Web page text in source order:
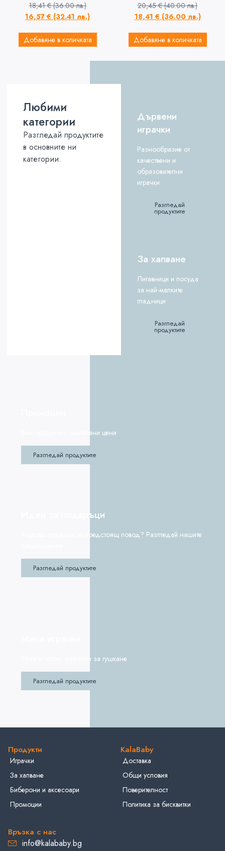
18,41€ (36.00 лв.)
16,57 € (32.41 лв.)
Добавяне в количката
20,45€ (40.00 лв.)
18,41 € (36.00 лв.)
Добавяне в количката
Любими
категории
Разгледай продуктите
в основните ни
категории.
Дървени
играчки
Разнообразие от
качествени и
образователни
играчки
Разгледай
продуктите
За хапване
Лигавници и посуда
за най-малките
гладници
Разгледай
продуктите
Виж продукти с намалени цени
Разгледай продуктите
Идеи за подаръци
Търсиш подарък за предстоящ повод? Разгледай нашите
Разгледай продуктите
Меки и топли, идеални за гушкане
Разгледай продуктите
Продукти
Играчки
За хапване
Биберони и аксесоари
Промоции
KalaBaby
Доставка
Общи условия
Поверителност
Политика за бисквитки
Връзка с нас
info@kalababy.bg